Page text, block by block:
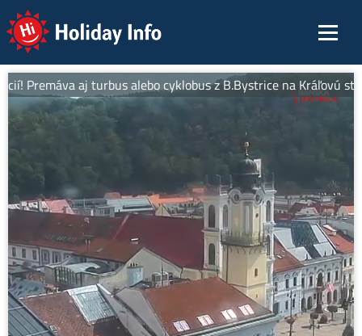
Holiday Info
aj turbus alebo cyklobus z B.Bystrice na Kráľovú